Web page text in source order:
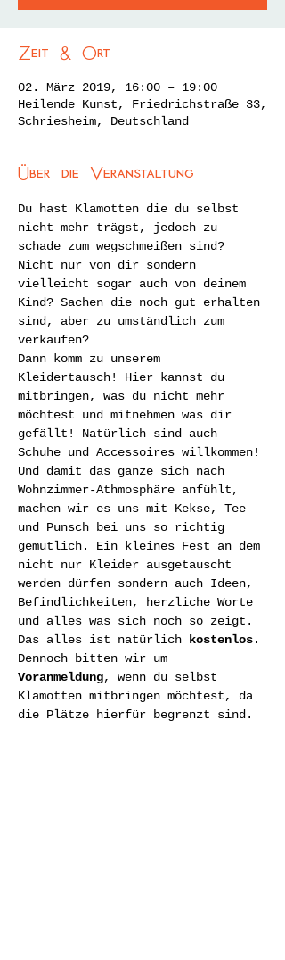
Zeit & Ort
02. März 2019, 16:00 – 19:00
Heilende Kunst, Friedrichstraße 33,
Schriesheim, Deutschland
Über die Veranstaltung
Du hast Klamotten die du selbst
nicht mehr trägst, jedoch zu
schade zum wegschmeißen sind?
Nicht nur von dir sondern
vielleicht sogar auch von deinem
Kind? Sachen die noch gut erhalten
sind, aber zu umständlich zum
verkaufen?
Dann komm zu unserem
Kleidertausch! Hier kannst du
mitbringen, was du nicht mehr
möchtest und mitnehmen was dir
gefällt! Natürlich sind auch
Schuhe und Accessoires willkommen!
Und damit das ganze sich nach
Wohnzimmer-Athmosphäre anfühlt,
machen wir es uns mit Kekse, Tee
und Punsch bei uns so richtig
gemütlich. Ein kleines Fest an dem
nicht nur Kleider ausgetauscht
werden dürfen sondern auch Ideen,
Befindlichkeiten, herzliche Worte
und alles was sich noch so zeigt.
Das alles ist natürlich
kostenlos.
Dennoch bitten wir um
Voranmeldung, wenn du selbst
Klamotten mitbringen möchtest, da
die Plätze hierfür begrenzt sind.